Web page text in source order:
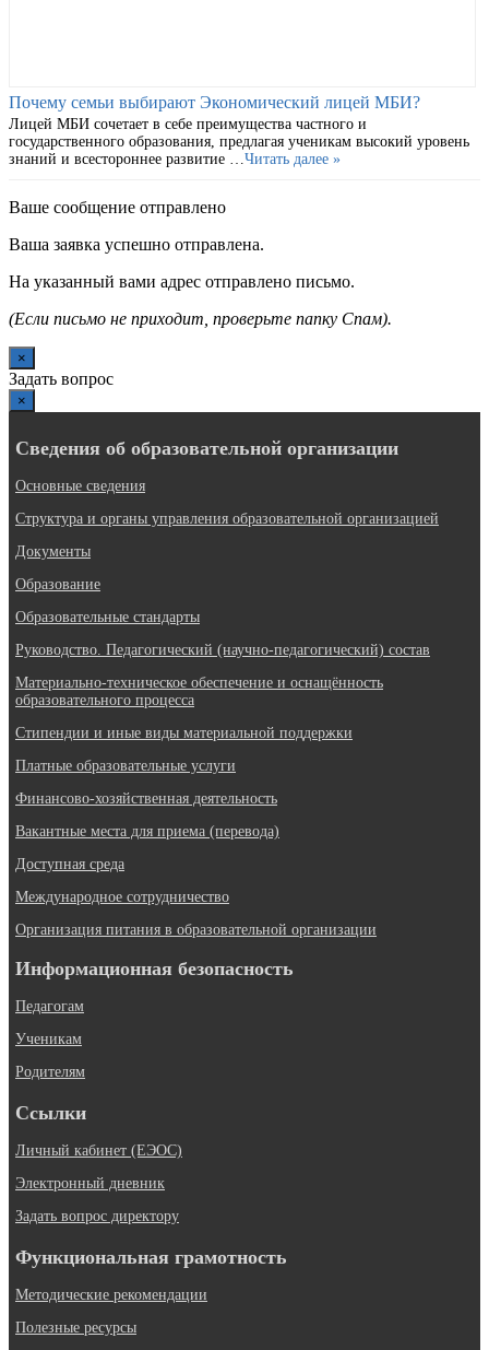
Почему семьи выбирают Экономический лицей МБИ?
Лицей МБИ сочетает в себе преимущества частного и
государственного образования, предлагая ученикам высокий уровень
знаний и всестороннее развитие … Читать далее »
Ваше сообщение отправлено
Ваша заявка успешно отправлена.
На указанный вами адрес отправлено письмо.
(Если письмо не приходит, проверьте папку Спам).
×
Задать вопрос
×
Сведения об образовательной организации
Основные сведения
Структура и органы управления образовательной организацией
Документы
Образование
Образовательные стандарты
Руководство. Педагогический (научно-педагогический) состав
Материально-техническое обеспечение и оснащённость
образовательного процесса
Стипендии и иные виды материальной поддержки
Платные образовательные услуги
Финансово-хозяйственная деятельность
Вакантные места для приема (перевода)
Доступная среда
Международное сотрудничество
Организация питания в образовательной организации
Информационная безопасность
Педагогам
Ученикам
Родителям
Ссылки
Личный кабинет (ЕЭОС)
Электронный дневник
Задать вопрос директору
Функциональная грамотность
Методические рекомендации
Полезные ресурсы